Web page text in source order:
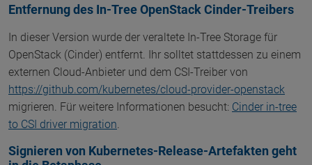
Entfernung des In-Tree OpenStack Cinder-Treibers
In dieser Version wurde der veraltete In-Tree Storage für
OpenStack (Cinder) entfernt. Ihr solltet stattdessen zu einem
externen Cloud-Anbieter und dem CSI-Treiber von
https://github.com/kubernetes/cloud-provider-openstack
migrieren. Für weitere Informationen besucht: Cinder in-tree
to CSI driver migration.
Signieren von Kubernetes-Release-Artefakten geht